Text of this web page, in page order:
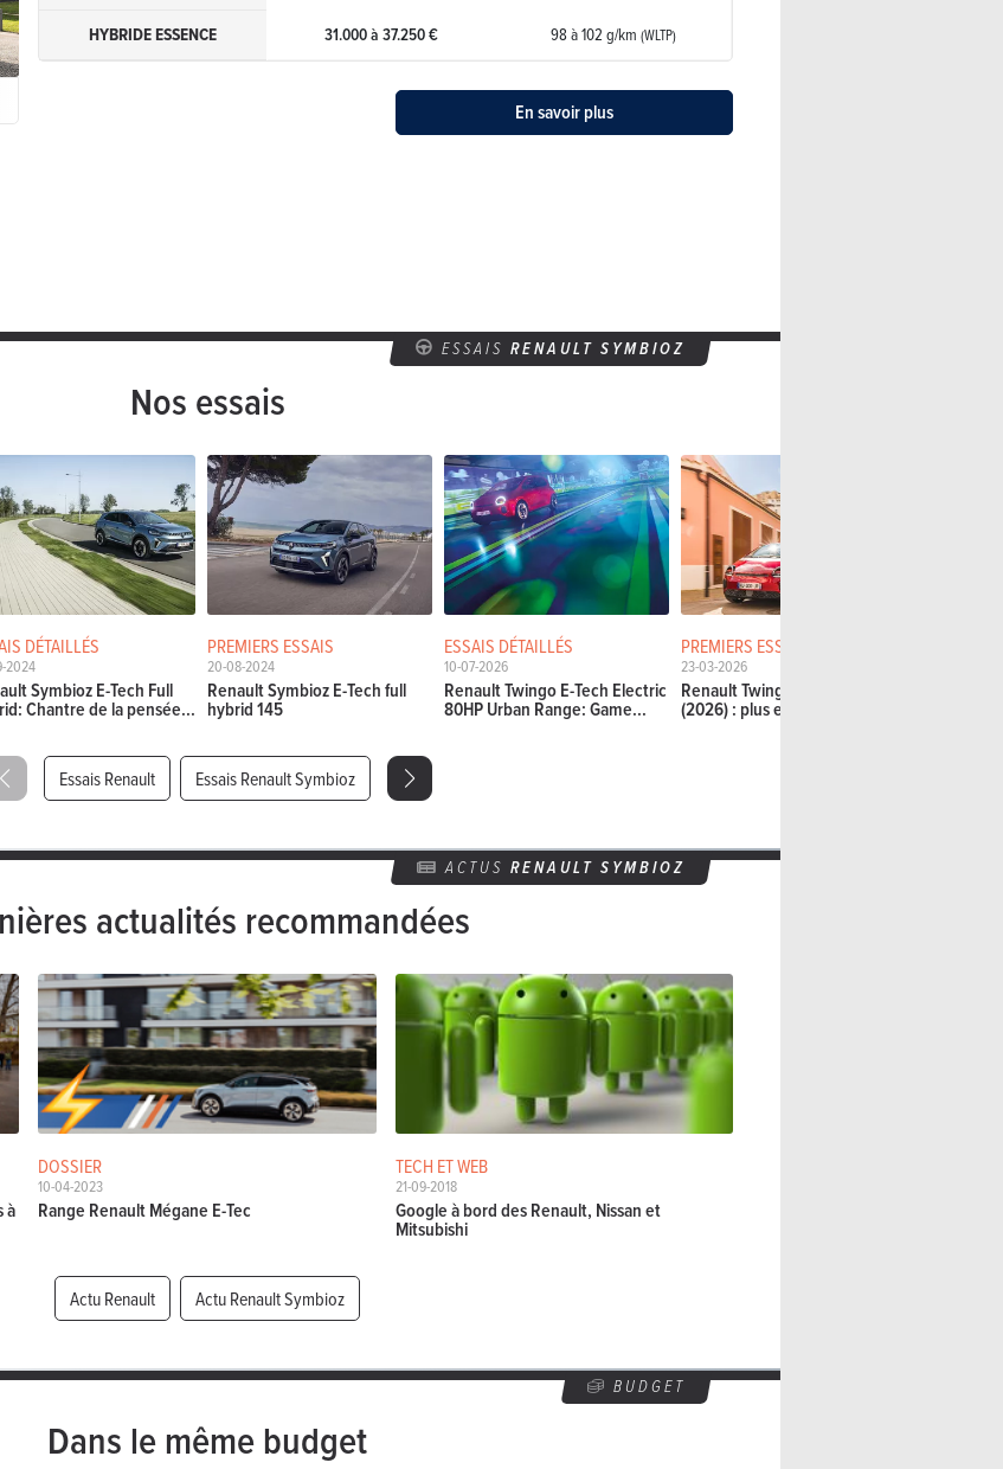
HYBRIDE ESSENCE 31.000 à 37.250 € 98 à 102 g/km (WLTP)
En savoir plus
ESSAIS RENAULT SYMBIOZ
Nos essais
DÉTAILLÉS
2024
Symbioz E-Tech Full
Chantre de la pensée...
PREMIERS ESSAIS
20-08-2024
Renault Symbioz E-Tech full
hybrid 145
ESSAIS DÉTAILLÉS
10-07-2026
Renault Twingo E-Tech Electric
80HP Urban Range: Game...
PREMIERS ESSAIS
23-03-2026
Renault Twingo E-Tech Electric
(2026) : plus envie de...
Essais Renault Essais Renault Symbioz
ACTUS RENAULT SYMBIOZ
actualités recommandées
à
DOSSIER
10-04-2023
Range Renault Mégane E-Tec
TECH ET WEB
21-09-2018
Google à bord des Renault, Nissan et
Mitsubishi
Actu Renault Actu Renault Symbioz
BUDGET
Dans le même budget